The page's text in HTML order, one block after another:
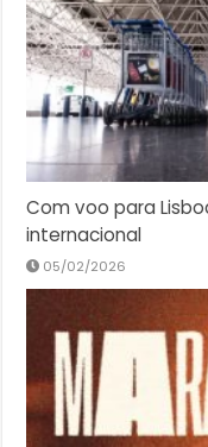
Com voo para
internacional
05/02/2026